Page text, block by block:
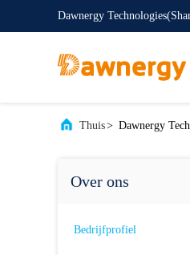
Dawnergy
Thuis> Dawnergy
Over ons
Bedrijfprofiel